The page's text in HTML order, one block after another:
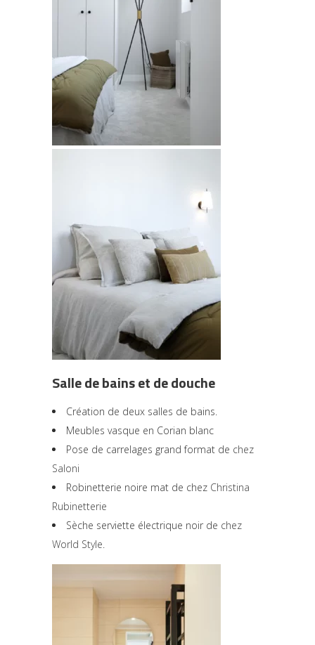
Salle de bains et de douche
Création de deux salles de bains.
Meubles vasque en Corian blanc
Pose de carrelages grand format de chez
Saloni
Robinetterie noire mat de chez Christina
Rubinetterie
Sèche serviette électrique noir de chez
World Style.